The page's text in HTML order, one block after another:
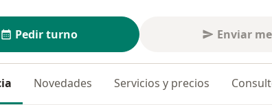
Pedir turno Enviar
Novedades Servicios y precios